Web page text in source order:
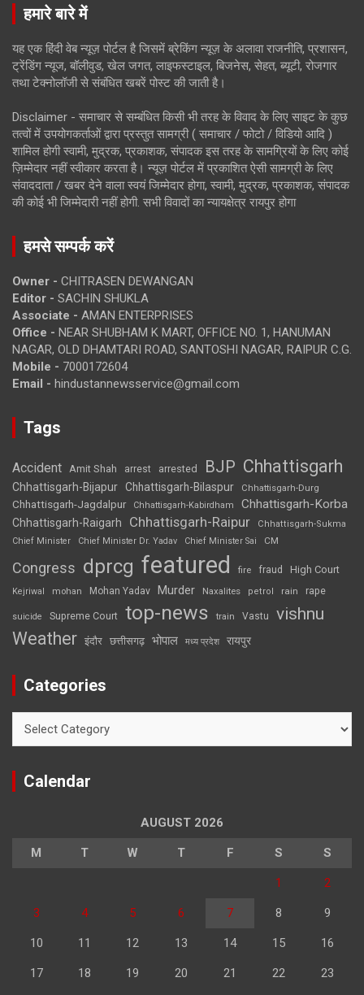
हमारे बारे में
यह एक हिंदी वेब न्यूज़ पोर्टल है जिसमें ब्रेकिंग न्यूज़ के अलावा राजनीति, प्रशासन,
ट्रेंडिंग न्यूज, बॉलीवुड, खेल जगत, लाइफस्टाइल, बिजनेस, सेहत, ब्यूटी, रोजगार
तथा टेक्नोलॉजी से संबंधित खबरें पोस्ट की जाती है।
Disclaimer - समाचार से सम्बंधित किसी भी तरह के विवाद के लिए साइट के कुछ
तत्वों में उपयोगकर्ताओं द्वारा प्रस्तुत सामग्री ( समाचार / फोटो / विडियो आदि )
शामिल होगी स्वामी, मुद्रक, प्रकाशक, संपादक इस तरह के सामग्रियों के लिए कोई
ज़िम्मेदार नहीं स्वीकार करता है। न्यूज़ पोर्टल में प्रकाशित ऐसी सामग्री के लिए
संवाददाता / खबर देने वाला स्वयं जिम्मेदार होगा, स्वामी, मुद्रक, प्रकाशक, संपादक
की कोई भी जिम्मेदारी नहीं होगी. सभी विवादों का न्यायक्षेत्र रायपुर होगा
हमसे सम्पर्क करें
Owner - CHITRASEN DEWANGAN
Editor - SACHIN SHUKLA
Associate - AMAN ENTERPRISES
Office - NEAR SHUBHAM K MART, OFFICE NO. 1, HANUMAN
NAGAR, OLD DHAMTARI ROAD, SANTOSHI NAGAR, RAIPUR C.G.
Mobile - 7000172604
Email - hindustannewsservice@gmail.com
Tags
Accident Amit Shah arrest arrested BJP Chhattisgarh
Chhattisgarh-Bijapur Chhattisgarh-Bilaspur Chhattisgarh-Durg
Chhattisgarh-Jagdalpur Chhattisgarh-Kabirdham Chhattisgarh-Korba
Chhattisgarh-Raigarh Chhattisgarh-Raipur
Chhattisgarh-Sukma
Chief Minister
Chief Minister Dr. Yadav Chief Minister Sai CM
Congress dprcg featured fire fraud High Court
Kejriwal mohan Mohan Yadav Murder Naxalites petrol rain rape
suicide Supreme Court top-news train Vastu vishnu
Weather इंदौर छत्तीसगढ़ भोपाल मध्य प्रदेश रायपुर
Categories
Calendar
AUGUST 2026
M T W T F S S
1 2
3 4 5 6 7 8 9
10 11 12 13 14 15 16
17 18 19 20 21 22 23